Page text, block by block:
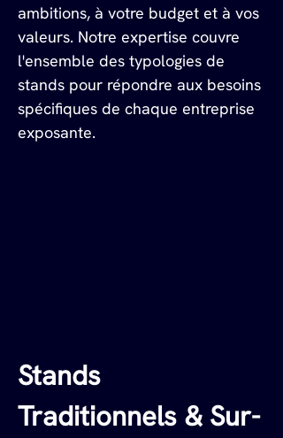
ambitions, à votre budget et à vos
valeurs. Notre expertise couvre
l'ensemble des typologies de
stands pour répondre aux besoins
spécifiques de chaque entreprise
exposante.
Stands
Traditionnels & Sur-